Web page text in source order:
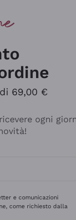
di prezzo. Le
69,00 €
ogni
e comunicazioni
come richiesto dalla